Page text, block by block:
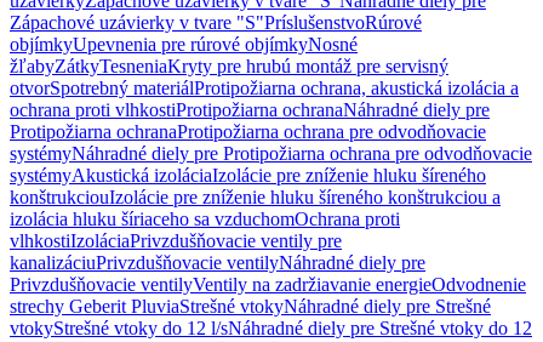
Zápachové uzávierky v tvare "S"PríslušenstvoRúrové
objímkyUpevnenia pre rúrové objímkyNosné
žľabyZátkyTesneniaKryty pre hrubú montáž pre servisný
otvorSpotrebný materiálProtipožiarna ochrana, akustická izolácia a
ochrana proti vlhkostiProtipožiarna ochranaNáhradné diely pre
Protipožiarna ochranaProtipožiarna ochrana pre odvodňovacie
systémyNáhradné diely pre Protipožiarna ochrana pre odvodňovacie
systémyAkustická izoláciaIzolácie pre zníženie hluku šíreného
konštrukciouIzolácie pre zníženie hluku šíreného konštrukciou a
izolácia hluku šíriaceho sa vzduchomOchrana proti
vlhkostiIzoláciaPrivzdušňovacie ventily pre
kanalizáciuPrivzdušňovacie ventilyNáhradné diely pre
Privzdušňovacie ventilyVentily na zadržiavanie energieOdvodnenie
strechy Geberit PluviaStrešné vtokyNáhradné diely pre Strešné
vtokyStrešné vtoky do 12 l/sNáhradné diely pre Strešné vtoky do 12